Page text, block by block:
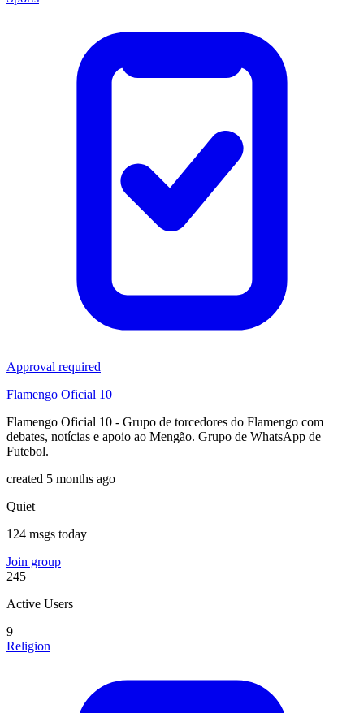
Approval required
Flamengo Oficial 10
Flamengo Oficial 10 - Grupo de torcedores do Flamengo com
debates, notícias e apoio ao Mengão. Grupo de WhatsApp de
Futebol.
created 5 months ago
Quiet
124 msgs today
Join group
245
Active Users
9
Religion